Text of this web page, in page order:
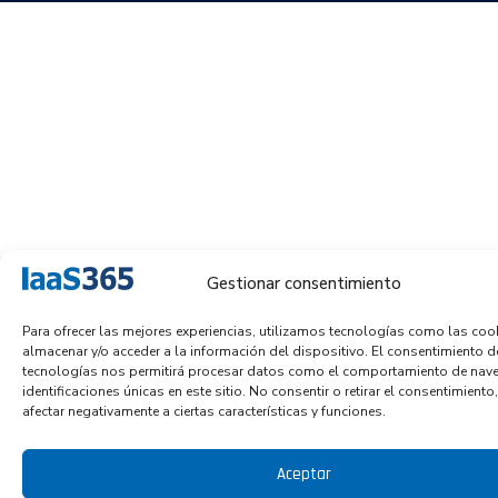
Gestionar consentimiento
Para ofrecer las mejores experiencias, utilizamos tecnologías como las
almacenar y/o acceder a la información del dispositivo. El consentimiento
tecnologías nos permitirá procesar datos como el comportamiento de
identificaciones únicas en este sitio. No consentir o retirar el
afectar negativamente a ciertas características y funciones.
Aceptar